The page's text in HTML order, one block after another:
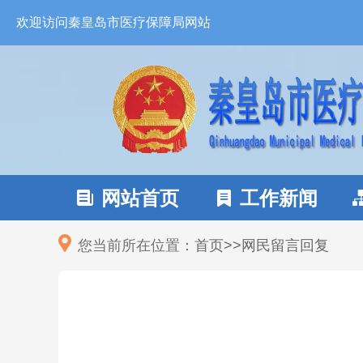
欢迎访问秦皇岛市医疗保障局网站
 网站首页  工作新闻
您当前所在位置： 首页>> 网民留言回复